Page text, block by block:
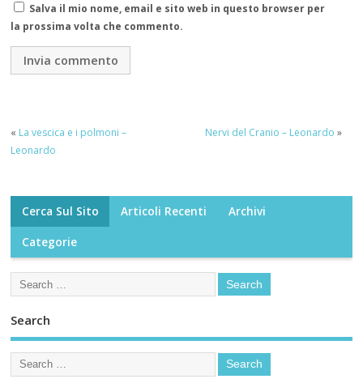
Salva il mio nome, email e sito web in questo browser per
la prossima volta che commento.
« La vescica e i polmoni –
Leonardo
Nervi del Cranio – Leonardo »
Cerca Sul Sito Articoli Recenti Archivi
Categorie
Search